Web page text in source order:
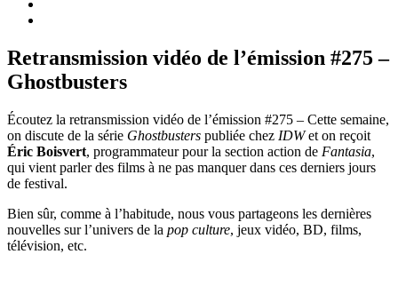
Retransmission vidéo de l’émission #275 –
Ghostbusters
Écoutez la retransmission vidéo de l’émission #275 – Cette semaine,
on discute de la série Ghostbusters publiée chez IDWet on reçoit
Éric Boisvert, programmateur pour la section action de Fantasia,
qui vient parler des films à ne pas manquer dans ces derniers jours
de festival.
Bien sûr, comme à l’habitude, nous vous partageons les dernières
nouvelles sur l’univers de la pop culture, jeux vidéo, BD, films,
télévision, etc.